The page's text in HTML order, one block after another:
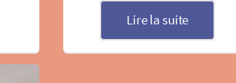
Lire la suite